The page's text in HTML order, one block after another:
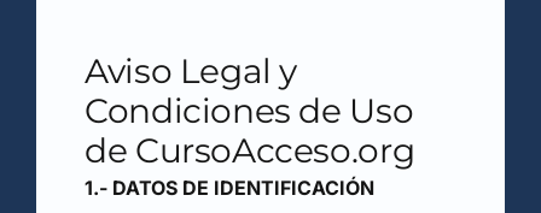
Aviso Legal y
Condiciones de Uso
de CursoAcceso.org
1.- DATOS DE IDENTIFICACIÓN